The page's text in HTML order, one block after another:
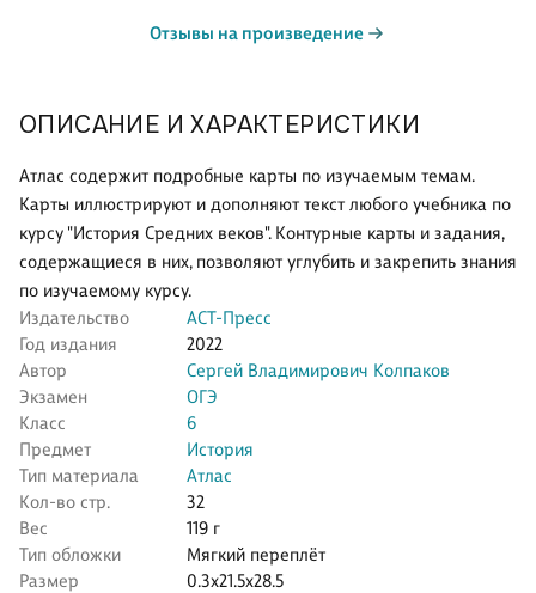
ОПИСАНИЕ И ХАРАКТЕРИСТИКИ
Атлас содержит подробные карты по изучаемым темам.
Карты иллюстрируют и дополняют текст любого учебника по
курсу "История Средних веков". Контурные карты и задания,
содержащиеся в них, позволяют углубить и закрепить знания
по изучаемому курсу.
Издательство
АСТ-Пресс
Год издания
2022
Автор
Сергей Владимирович Колпаков
Экзамен
ОГЭ
Класс
6
Предмет
История
Тип материала
Атлас
Кол-во стр.
32
Вес
119 г
Тип обложки
Мягкий переплёт
Размер
0.3x21.5x28.5
Отзывы на произведение